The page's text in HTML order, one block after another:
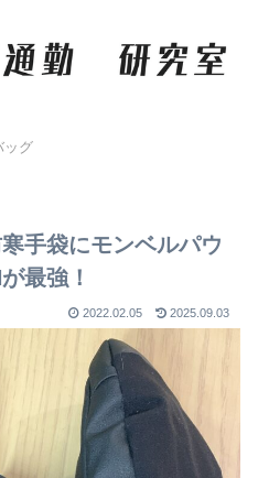
ッグ
手袋にモンベルパウ
最強！
2022.02.05 2025.09.03